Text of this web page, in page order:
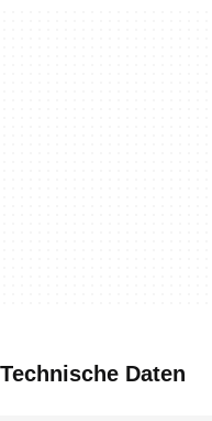
Technische Daten